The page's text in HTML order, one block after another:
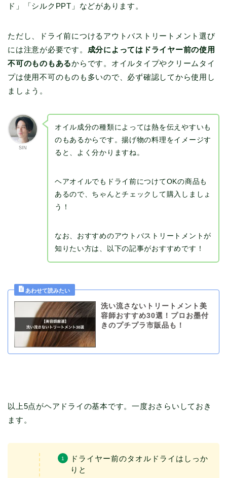
ド」「シルクPPT」などがあります。
ただし、ドライ前につけるアウトバストリートメント選び
には注意が必要です。 成分によってはドライヤー前の使用
不可のものもあるからです。オイルタイプやクリームタイ
プは使用不可のものも多いので、必ず確認してから使用し
ましょう。
SIN
オイル成分の種類によっては熱を伝えやすいも
のもあるからです。揚げ物の料理をイメージす
ると、よく分かりますね。
ヘアオイルでもドライ前につけてOKの商品も
あるので、ちゃんとチェックして購入しましょ
う！
なお、おすすめのアウトバストリートメントが
知りたい方は、以下の記事がおすすめです！
洗い流さないトリートメント美
容師おすすめ30選！プロお墨付
きのプチプラ市販品も！
以上5点がヘアドライの基本です。一度おさらいしておき
ます。
ドライヤー前のタオルドライはしっか
りと